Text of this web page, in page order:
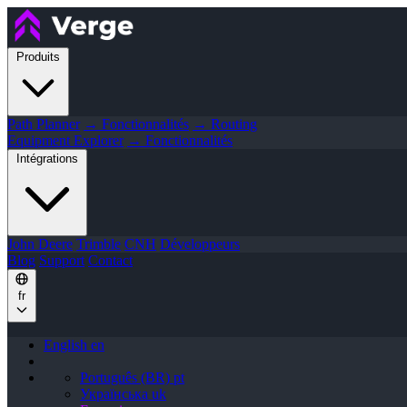
Produits
Path Planner → Fonctionnalités → Routing
Equipment Explorer → Fonctionnalités
Intégrations
John Deere Trimble CNH Développeurs
Blog Support Contact
fr
English en
Português (BR) pt
Українська uk